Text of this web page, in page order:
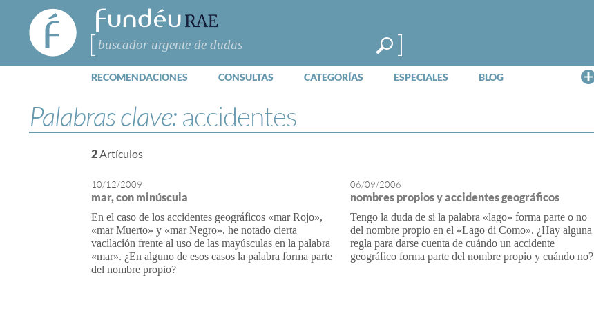
FundéuRAE
- Fundación
del Español
Urgente
Buscar
RECOMENDACIONES CONSULTAS CATEGORÍAS ESPECIALES BLOG
Palabras clave:accidentes
2Artículos
10/12/2009
mar, con minúscula
En el caso de los accidentes geográficos «mar Rojo»,
«mar Muerto» y «mar Negro», he notado cierta
vacilación frente al uso de las mayúsculas en la palabra
«mar». ¿En alguno de esos casos la palabra forma parte
del nombre propio?
06/09/2006
nombres propios y accidentes geográficos
Tengo la duda de si la palabra «lago» forma parte o no
del nombre propio en el «Lago di Como». ¿Hay alguna
regla para darse cuenta de cuándo un accidente
geográfico forma parte del nombre propio y cuándo no?